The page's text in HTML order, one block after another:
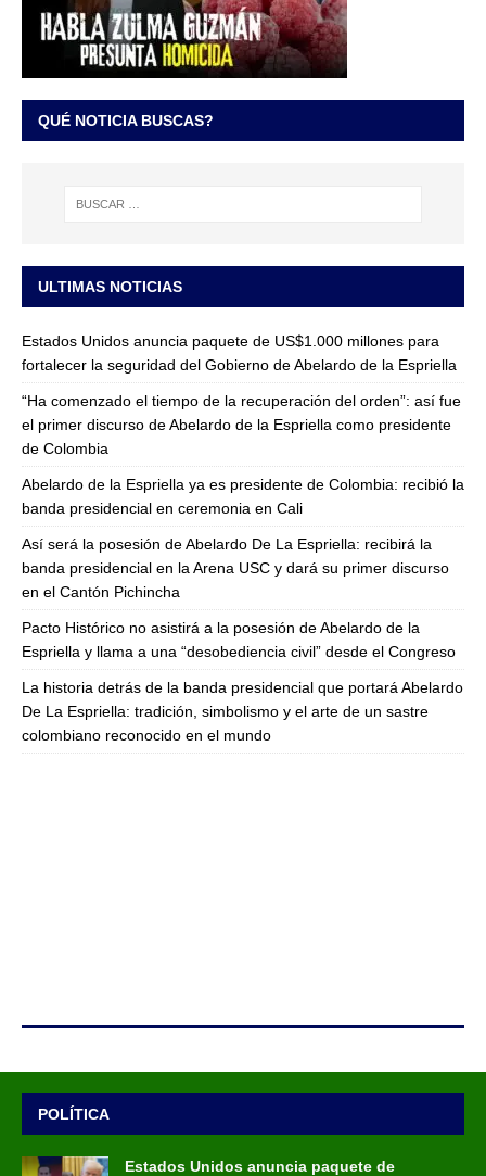
QUÉ NOTICIA BUSCAS?
ULTIMAS NOTICIAS
Estados Unidos anuncia paquete de US$1.000 millones para
fortalecer la seguridad del Gobierno de Abelardo de la Espriella
“Ha comenzado el tiempo de la recuperación del orden”: así fue
el primer discurso de Abelardo de la Espriella como presidente
de Colombia
Abelardo de la Espriella ya es presidente de Colombia: recibió la
banda presidencial en ceremonia en Cali
Así será la posesión de Abelardo De La Espriella: recibirá la
banda presidencial en la Arena USC y dará su primer discurso
en el Cantón Pichincha
Pacto Histórico no asistirá a la posesión de Abelardo de la
Espriella y llama a una “desobediencia civil” desde el Congreso
La historia detrás de la banda presidencial que portará Abelardo
De La Espriella: tradición, simbolismo y el arte de un sastre
colombiano reconocido en el mundo
POLÍTICA
Estados Unidos anuncia paquete de